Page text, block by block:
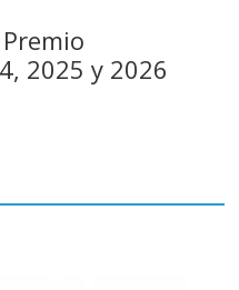
2025 y 2026